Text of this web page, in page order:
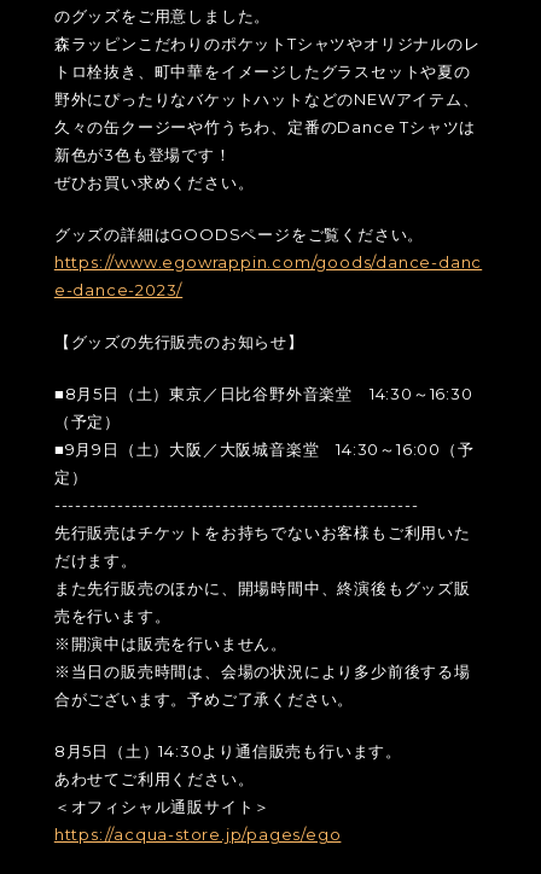
のグッズをご用意しました。
森ラッピンこだわりのポケットTシャツやオリジナルのレ
トロ栓抜き、町中華をイメージしたグラスセットや夏の
野外にぴったりなバケットハットなどのNEWアイテム、
久々の缶クージーや竹うちわ、定番のDance Tシャツは
新色が3色も登場です！
ぜひお買い求めください。
グッズの詳細はGOODSページをご覧ください。
https://www.egowrappin.com/goods/dance-danc
e-dance-2023/
【グッズの先行販売のお知らせ】
■8月5日（土）東京／日比谷野外音楽堂 14:30～16:30
（予定）
■9月9日（土）大阪／大阪城音楽堂 14:30～16:00（予
定）
----------------------------------------------------
先行販売はチケットをお持ちでないお客様もご利用いた
だけます。
また先行販売のほかに、開場時間中、終演後もグッズ販
売を行います。
※開演中は販売を行いません。
※当日の販売時間は、会場の状況により多少前後する場
合がございます。予めご了承ください。
8月5日（土）14:30より通信販売も行います。
あわせてご利用ください。
＜オフィシャル通販サイト＞
https://acqua-store.jp/pages/ego